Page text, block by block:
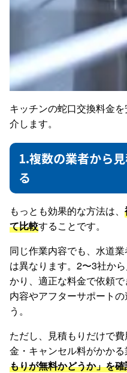
キッチンの蛇口交換料金
介します。
1.複数の業者から
る
もっとも効果的な方法は、
て比較することです。
同じ作業内容でも、水道
は異なります。2〜3社か
かり、適正な料金で依頼
内容やアフターサポート
う。
ただし、見積もりだけで
金・キャンセル料がかかる
もりが無料かどうか」を